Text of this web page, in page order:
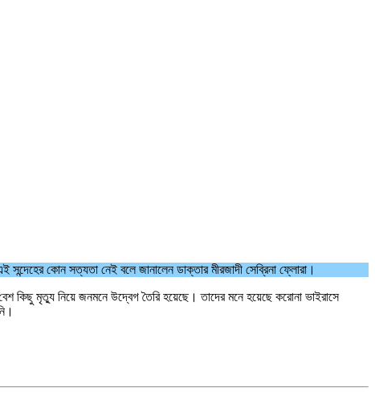
সন্দেহের কোন সত্যতা নেই বলে জানালেন ডাক্তার মীরজাদী সেব্রিনা ফ্লোরা।
কিছু মৃত্যু নিয়ে জনমনে উদ্বেগ তৈরি হয়েছে। তাদের মনে হয়েছে করোনা ভাইরাসে